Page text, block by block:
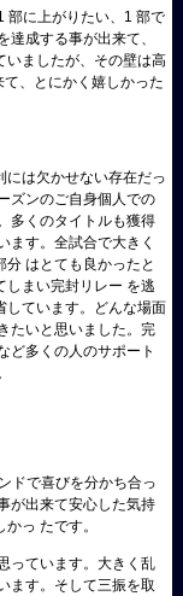
部に上がりたい、1 部で
成する事が出来て、
いましたが、その壁は高
、とにかく嬉しかった
には欠かせない存在だっ
ズンのご自身個人での
多くのタイトルも獲得
ます。全試合で大きく
はとても良かったと
しまい完封リレー を逃
しています。どんな場面
たいと思いました。完
ど多くの人のサポート
ドで喜びを分かち合っ
が出来て安心した気持
っ たです。
っています。大きく乱
ます。そして三振を取